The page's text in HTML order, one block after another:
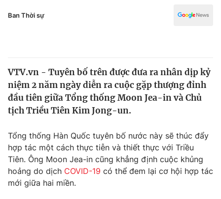
Y tế
Thế giới
Thế giới đó đây
Câu chuyện quốc tế
Kinh tế
Tài chính
Thị trường
Dữ liệu và đời sống
Văn hóa - Giải trí
Giáo dục
Ban Thời sự
VTV.vn - Tuyên bố trên được đưa ra nhân dịp kỷ
niệm 2 năm ngày diễn ra cuộc gặp thượng đỉnh
đầu tiên giữa Tổng thống Moon Jea-in và Chủ
tịch Triều Tiên Kim Jong-un.
Tổng thống Hàn Quốc tuyên bố nước này sẽ thúc đẩy
hợp tác một cách thực tiễn và thiết thực với Triều
Tiên. Ông Moon Jea-in cũng khẳng định cuộc khủng
hoảng do dịch COVID-19 có thể đem lại cơ hội hợp tác
mới giữa hai miền.